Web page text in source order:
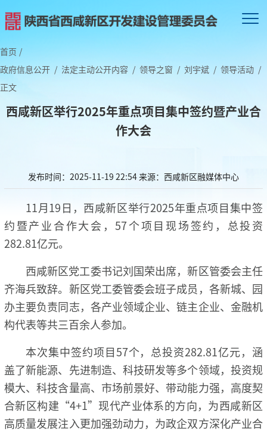
首页 /
政府信息公开 / 法定主动公开内容 / 领导之窗 / 刘宇斌 / 领导活动 /
正文
西咸新区举行2025年重点项目集中签约暨产业合
作大会
发布时间：2025-11-19 22:54来源：西咸新区融媒体中心
11月19日，西咸新区举行2025年重点项目集中签
约暨产业合作大会，57个项目现场签约，总投资
282.81亿元。
西咸新区党工委书记刘国荣出席，新区管委会主任
齐海兵致辞。新区党工委管委会班子成员，各新城、园
办主要负责同志，各产业领域企业、链主企业、金融机
构代表等共三百余人参加。
本次集中签约项目57个，总投资282.81亿元，涵
盖了新能源、先进制造、科技研发等多个领域，投资规
模大、科技含量高、市场前景好、带动能力强，高度契
合新区构建“4+1”现代产业体系的方向，为西咸新区
高质量发展注入更加强劲动力，为政企双方深化产业合